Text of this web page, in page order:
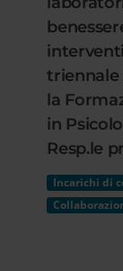
triennale
la
in
Resp.le
Incarichi di